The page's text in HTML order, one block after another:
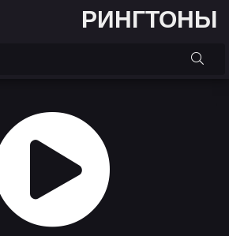
РИНГТОНЫ